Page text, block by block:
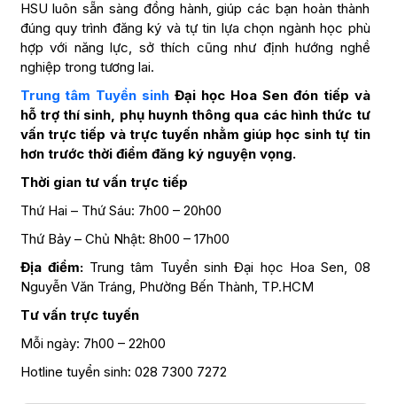
HSU luôn sẵn sàng đồng hành, giúp các bạn hoàn thành
đúng quy trình đăng ký và tự tin lựa chọn ngành học phù
hợp với năng lực, sở thích cũng như định hướng nghề
nghiệp trong tương lai.
Trung tâm Tuyển sinh Đại học Hoa Sen đón tiếp và
hỗ trợ thí sinh, phụ huynh thông qua các hình thức tư
vấn trực tiếp và trực tuyến nhằm giúp học sinh tự tin
hơn trước thời điểm đăng ký nguyện vọng.
Thời gian tư vấn trực tiếp
Thứ Hai – Thứ Sáu: 7h00 – 20h00
Thứ Bảy – Chủ Nhật: 8h00 – 17h00
Địa điểm: Trung tâm Tuyển sinh Đại học Hoa Sen, 08
Nguyễn Văn Tráng, Phường Bến Thành, TP.HCM
Tư vấn trực tuyến
Mỗi ngày: 7h00 – 22h00
Hotline tuyển sinh: 028 7300 7272